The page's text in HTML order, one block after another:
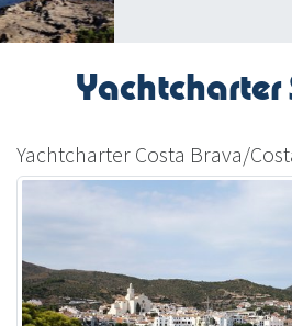
Yachtcharter
Yachtcharter Costa Brava/